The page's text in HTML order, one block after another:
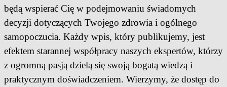
będą wspierać Cię w podejmowaniu świadomych
decyzji dotyczących Twojego zdrowia i ogólnego
samopoczucia. Każdy wpis, który publikujemy, jest
efektem starannej współpracy naszych ekspertów, którzy
z ogromną pasją dzielą się swoją bogatą wiedzą i
praktycznym doświadczeniem. Wierzymy, że dostęp do